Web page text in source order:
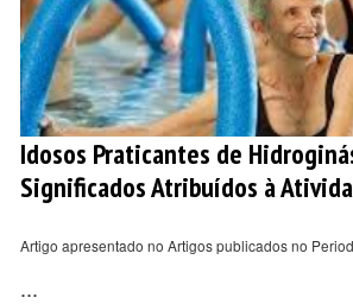
Idosos Praticantes de
Significados Atribuídos à
Artigo apresentado no Artigos publicados no
...